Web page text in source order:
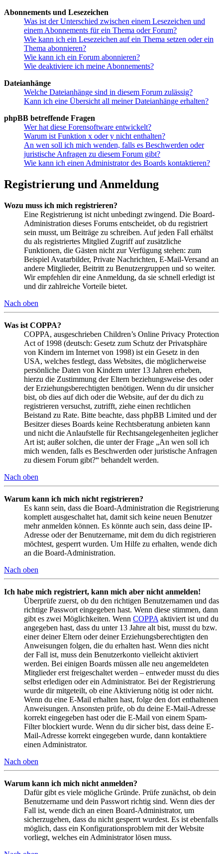
Abonnements und Lesezeichen
Was ist der Unterschied zwischen einem Lesezeichen und
einem Abonnements für ein Thema oder Forum?
Wie kann ich ein Lesezeichen auf ein Thema setzen oder ein
Thema abonnieren?
Wie kann ich ein Forum abonnieren?
Wie deaktiviere ich meine Abonnements?
Dateianhänge
Welche Dateianhänge sind in diesem Forum zulässig?
Kann ich eine Übersicht all meiner Dateianhänge erhalten?
phpBB betreffende Fragen
Wer hat diese Forensoftware entwickelt?
Warum ist Funktion x oder y nicht enthalten?
An wen soll ich mich wenden, falls es Beschwerden oder
juristische Anfragen zu diesem Forum gibt?
Wie kann ich einen Administrator des Boards kontaktieren?
Registrierung und Anmeldung
Wozu muss ich mich registrieren?
Eine Registrierung ist nicht unbedingt zwingend. Die Board-
Administration dieses Forums entscheidet, ob du registriert
sein musst, um Beiträge zu schreiben. Auf jeden Fall erhältst
du als registriertes Mitglied Zugriff auf zusätzliche
Funktionen, die Gästen nicht zur Verfügung stehen: zum
Beispiel Avatarbilder, Private Nachrichten, E-Mail-Versand an
andere Mitglieder, Beitritt zu Benutzergruppen und so weiter.
Wir empfehlen dir eine Anmeldung, da sie schnell erledigt ist
und dir zahlreiche Vorteile bietet.
Nach oben
Was ist COPPA?
COPPA, ausgeschrieben Children’s Online Privacy Protection
Act of 1998 (deutsch: Gesetz zum Schutz der Privatsphäre
von Kindern im Internet von 1998) ist ein Gesetz in den
USA, welches festlegt, dass Websites, die möglicherweise
persönliche Daten von Kindern unter 13 Jahren erheben,
hierzu die Zustimmung der Eltern beziehungsweise des oder
der Erziehungsberechtigten benötigen. Wenn du dir unsicher
bist, ob dies auf dich oder die Website, auf der du dich zu
registrieren versuchst, zutrifft, ziehe einen rechtlichen
Beistand zu Rate. Bitte beachte, dass phpBB Limited und der
Besitzer dieses Boards keine Rechtsberatung anbieten kann
und nicht die Anlaufstelle für Rechtsangelegenheiten jeglicher
Art ist; außer solchen, die unter der Frage „An wen soll ich
mich wenden, falls es Beschwerden oder juristische Anfragen
zu diesem Forum gibt?“ behandelt werden.
Nach oben
Warum kann ich mich nicht registrieren?
Es kann sein, dass die Board-Administration die Registrierung
komplett ausgeschaltet hat, damit sich keine neuen Benutzer
mehr anmelden können. Es könnte auch sein, dass deine IP-
Adresse oder der Benutzername, mit dem du dich registrieren
möchtest, gesperrt wurden. Um Hilfe zu erhalten, wende dich
an die Board-Administration.
Nach oben
Ich habe mich registriert, kann mich aber nicht anmelden!
Überprüfe zuerst, ob du den richtigen Benutzernamen und das
richtige Passwort eingegeben hast. Wenn diese stimmen, dann
gibt es zwei Möglichkeiten. Wenn COPPA aktiviert ist und du
angegeben hast, dass du unter 13 Jahre alt bist, musst du bzw.
einer deiner Eltern oder deiner Erziehungsberechtigten den
Anweisungen folgen, die du erhalten hast. Wenn dies nicht
der Fall ist, muss dein Benutzerkonto vielleicht aktiviert
werden. Bei einigen Boards müssen alle neu angemeldeten
Mitglieder erst freigeschaltet werden – entweder musst du dies
selbst erledigen oder ein Administrator. Bei der Registrierung
wurde dir mitgeteilt, ob eine Aktivierung nötig ist oder nicht.
Wenn du eine E-Mail erhalten hast, folge den dort enthaltenen
Anweisungen. Ansonsten prüfe, ob du deine E-Mail-Adresse
korrekt eingegeben hast oder die E-Mail von einem Spam-
Filter blockiert wurde. Wenn du dir sicher bist, dass deine E-
Mail-Adresse korrekt eingegeben wurde, dann kontaktiere
einen Administrator.
Nach oben
Warum kann ich mich nicht anmelden?
Dafür gibt es viele mögliche Gründe. Prüfe zunächst, ob dein
Benutzername und dein Passwort richtig sind. Wenn dies der
Fall ist, wende dich an einen Board-Administrator, um
sicherzugehen, dass du nicht gesperrt wurdest. Es ist ebenfalls
möglich, dass ein Konfigurationsproblem mit der Website
vorliegt, welches ein Administrator lösen muss.